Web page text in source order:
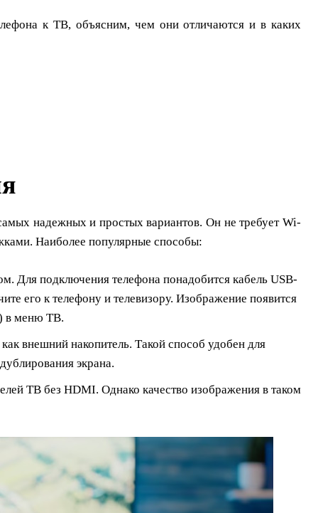
к ТВ, объясним, чем они отличаются и в каких
надежных и простых вариантов. Он не требует Wi-
Наиболее популярные способы:
подключения телефона понадобится кабель USB-
его к телефону и телевизору. Изображение появится
в меню ТВ.
внешний накопитель. Такой способ удобен для
экрана.
ТВ без HDMI. Однако качество изображения в таком